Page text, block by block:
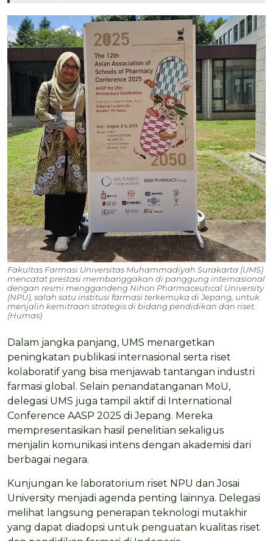
Fakultas Farmasi Universitas Muhammadiyah Surakarta (UMS)
mencatat prestasi membanggakan di panggung internasional
dengan resmi menggandeng Nihon Pharmaceutical University
(NPU), salah satu institusi farmasi terkemuka di Jepang, untuk
menjalin kemitraan strategis di bidang pendidikan dan riset.
(Humas)
Dalam jangka panjang, UMS menargetkan
peningkatan publikasi internasional serta riset
kolaboratif yang bisa menjawab tantangan industri
farmasi global. Selain penandatanganan MoU,
delegasi UMS juga tampil aktif di International
Conference AASP 2025 di Jepang. Mereka
mempresentasikan hasil penelitian sekaligus
menjalin komunikasi intens dengan akademisi dari
berbagai negara.
Kunjungan ke laboratorium riset NPU dan Josai
University menjadi agenda penting lainnya. Delegasi
melihat langsung penerapan teknologi mutakhir
yang dapat diadopsi untuk penguatan kualitas riset